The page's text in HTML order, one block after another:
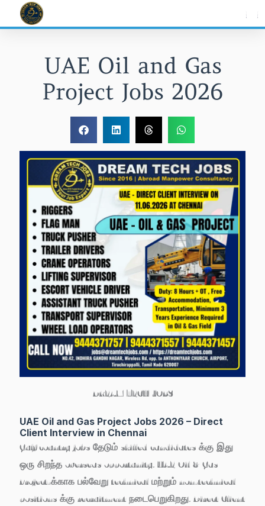
UAE Oil and Gas
Project Jobs 2026
DREAM TECH JOBS
UAE Oil and Gas Project Jobs 2026 – Direct
Client Interview in Chennai
Gulf country jobs தேடும் skilled candidates க்கு இது
ஒரு சிறந்த overseas opportunity. UAE Oil & Gas
Project-க்காக பல்வேறு technical மற்றும் non-technical
positions க்கு recruitment நடைபெறுகிறது. Direct Client